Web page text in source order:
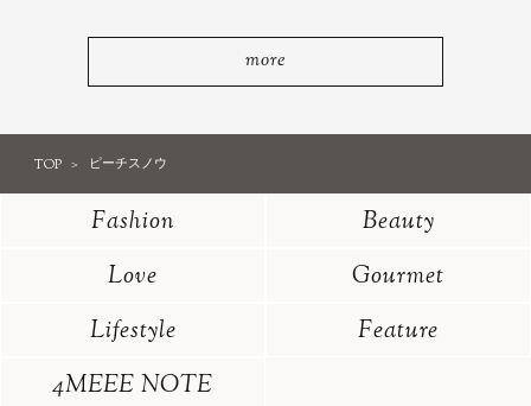
more
TOP ピーチスノウ
Fashion
Beauty
Love
Gourmet
Lifestyle
Feature
4MEEE NOTE